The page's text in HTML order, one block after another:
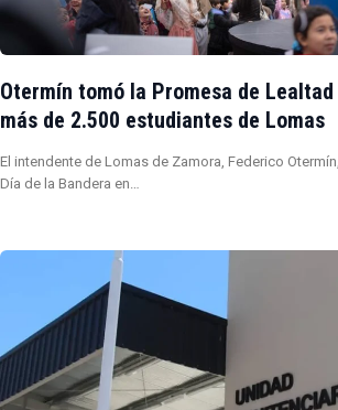
Otermín tomó la Promesa de
más de 2.500 estudiantes de Lomas
El intendente de Lomas de Zamora, Federico
Día de la Bandera en…